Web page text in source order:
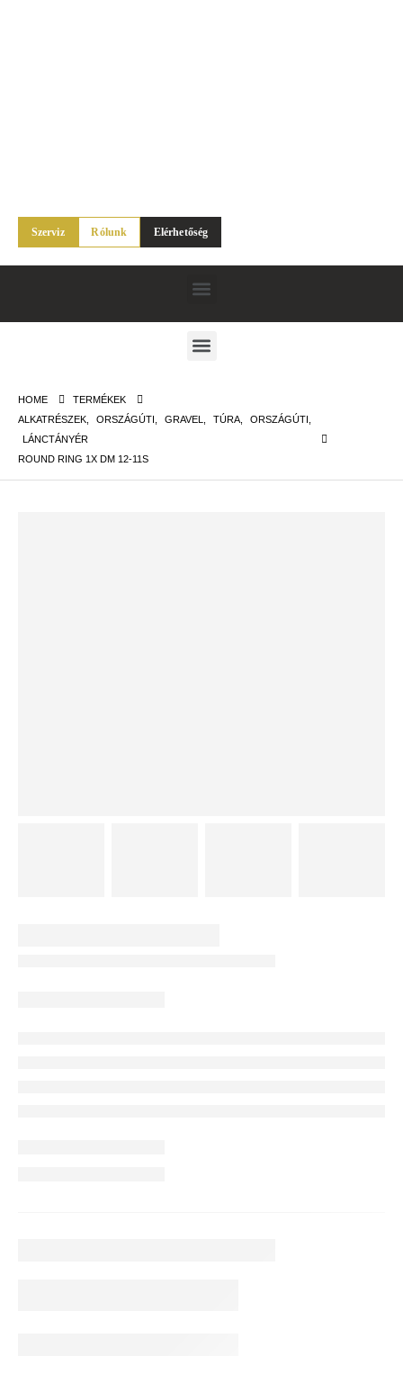
Szerviz Rólunk Elérhetőség
HOME
TERMÉKEK
ALKATRÉSZEK
ORSZÁGÚTI GRAVEL TÚRA ORSZÁGÚTI
LÁNCTÁNYÉR
ROUND RING 1X DM 12-11S